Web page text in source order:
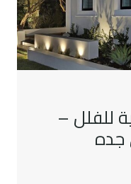
للفلل –
جده